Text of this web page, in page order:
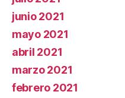
junio 2021
mayo 2021
abril 2021
marzo 2021
febrero 2021